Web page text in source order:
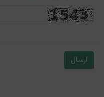
ارسال